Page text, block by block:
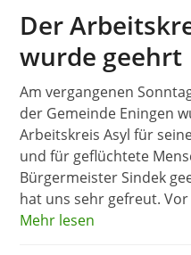
Der
wurde geehrt
Am vergangenen
der Gemeinde Eningen
Arbeitskreis Asyl für
und für geflüchtete
Bürgermeister Sindek
hat uns sehr gefreut.
Mehr lesen